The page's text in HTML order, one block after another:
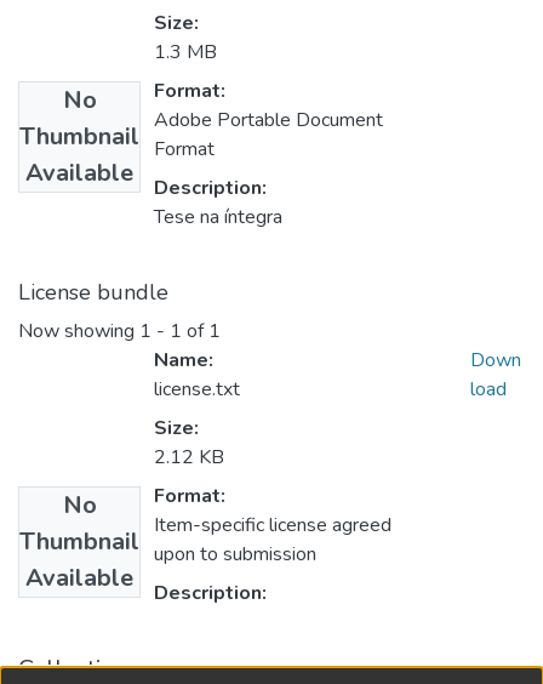
No
Thumbnail
Available
Size:
1.3 MB
Format:
Adobe Portable Document
Format
Description:
Tese na íntegra
License bundle
Now showing 1 - 1 of 1
No
Thumbnail
Available
Name:
license.txt
Size:
2.12 KB
Format:
Item-specific license agreed
upon to submission
Description:
Down
load
Collections